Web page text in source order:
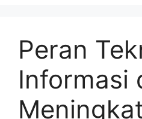
Peran
Informasi